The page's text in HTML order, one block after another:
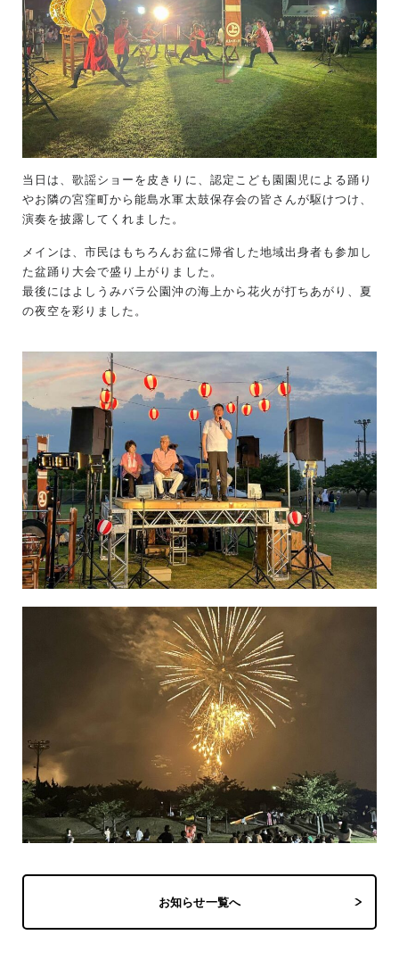
当日は、歌謡ショーを皮きりに、認定こども園園児による踊り
やお隣の宮窪町から能島水軍太鼓保存会の皆さんが駆けつけ、
演奏を披露してくれました。
メインは、市民はもちろんお盆に帰省した地域出身者も参加し
た盆踊り大会で盛り上がりました。
最後にはよしうみバラ公園沖の海上から花火が打ちあがり、夏
の夜空を彩りました。
お知らせ一覧へ